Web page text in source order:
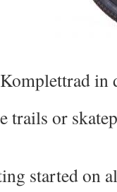
in
trails or
started on